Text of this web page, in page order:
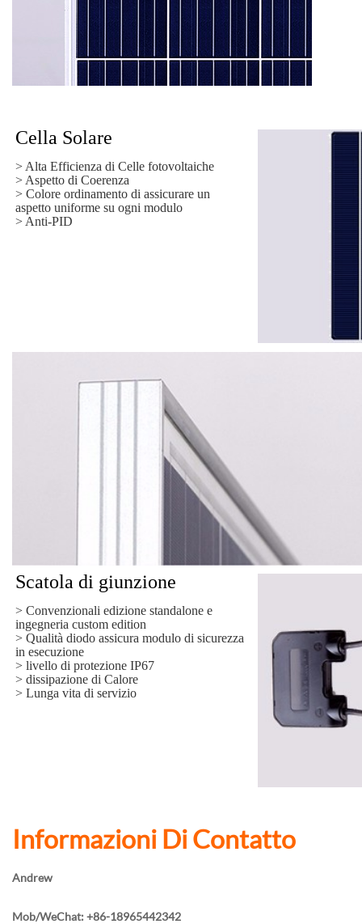
Cella Solare
> Alta Efficienza di Celle fotovoltaiche
> Aspetto di Coerenza
> Colore ordinamento di assicurare un
aspetto uniforme su ogni modulo
> Anti-PID
Scatola di giunzione
> Convenzionali edizione standalone e
ingegneria custom edition
> Qualità diodo assicura modulo di sicurezza
in esecuzione
> livello di protezione IP67
> dissipazione di Calore
> Lunga vita di servizio
Informazioni Di Contatto
Andrew
Mob/WeChat: +86-18965442342